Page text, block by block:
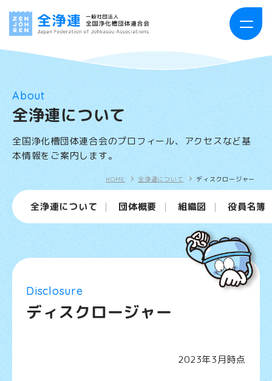
HOME
お知らせ・活動報告
全浄連について
事業案内
浄化槽とは
出版物案内
About
全浄連について
全国浄化槽団体連合会のプロフィール、アクセスなど基
本情報をご案内します。
HOME 全浄連について ディスクロージャー
全浄連について 団体概要 組織図 役員名簿
Disclosure
ディスクロージャー
2023年3月時点